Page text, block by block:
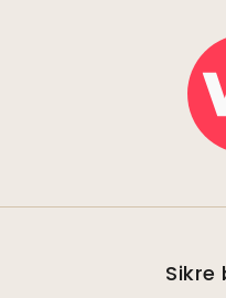
Sikre